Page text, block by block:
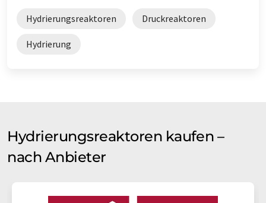
Hydrierungsreaktoren Druckreaktoren
Hydrierung
Hydrierungsreaktoren kaufen –
nach Anbieter